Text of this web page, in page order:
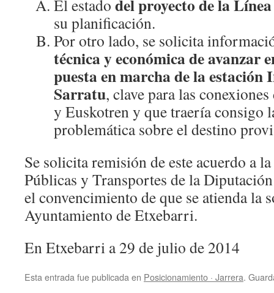
El estado del proyecto de la
su planificación.
Por otro lado, se solicita
técnica y económica de avanzar
puesta en marcha de la estación
Sarratu, clave para las
y Euskotren y que traería consigo
problemática sobre el destino
Se solicita remisión de este acuerdo a
Públicas y Transportes de la
el convencimiento de que se atienda la
Ayuntamiento de Etxebarri.
En Etxebarri a 29 de julio de 2014
Esta entrada fue publicada en Posicionamiento · Jarrera.